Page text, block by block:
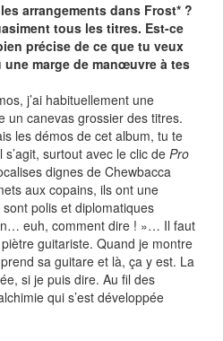
arrangements dans Frost* ?
tous les titres. Est-ce
précise de ce que tu veux
une marge de manœuvre à tes
j’ai habituellement une
un canevas grossier des titres.
les démos de cet album, tu te
surtout avec le clic de Pro
dignes de Chewbacca
aux copains, ils ont une
polis et diplomatiques
euh, comment dire ! »… Il faut
guitariste. Quand je montre
sa guitare et là, ça y est. La
si je puis dire. Au fil des
qui s’est développée